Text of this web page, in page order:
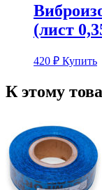
(лист
420 ₽ Купить
К этому